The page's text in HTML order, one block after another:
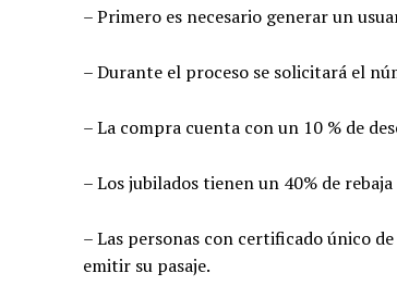
– Primero es necesario generar un
– Durante el proceso se solicitará el
– La compra cuenta con un 10 % de
– Los jubilados tienen un 40% de rebaja
– Las personas con certificado único
emitir su pasaje.